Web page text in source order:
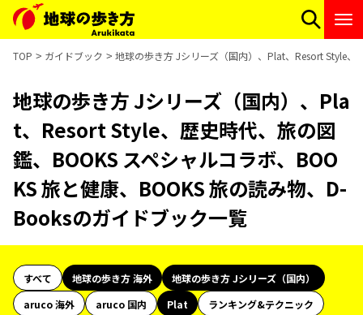
TOP ガイドブック 地球の歩き方 Jシリーズ（国内）、Plat、Resort Style、
地球の歩き方 Jシリーズ（国内）、Pla
t、Resort Style、歴史時代、旅の図
鑑、BOOKS スペシャルコラボ、BOO
KS 旅と健康、BOOKS 旅の読み物、D-
Booksのガイドブック一覧
すべて 地球の歩き方 海外
地球の歩き方 Jシリーズ（国内）
aruco 海外
aruco 国内 Plat
ランキング&テクニック